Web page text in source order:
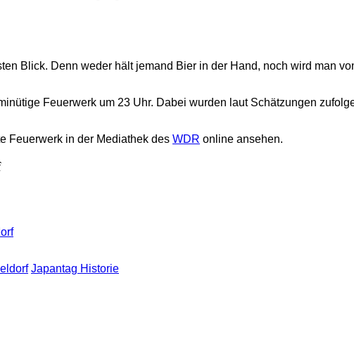
Blick. Denn weder hält jemand Bier in der Hand, noch wird man
Feuerwerk um 23 Uhr. Dabei wurden laut Schätzungen
Feuerwerk in der Mediathek des WDR online ansehen.
Japantag Historie